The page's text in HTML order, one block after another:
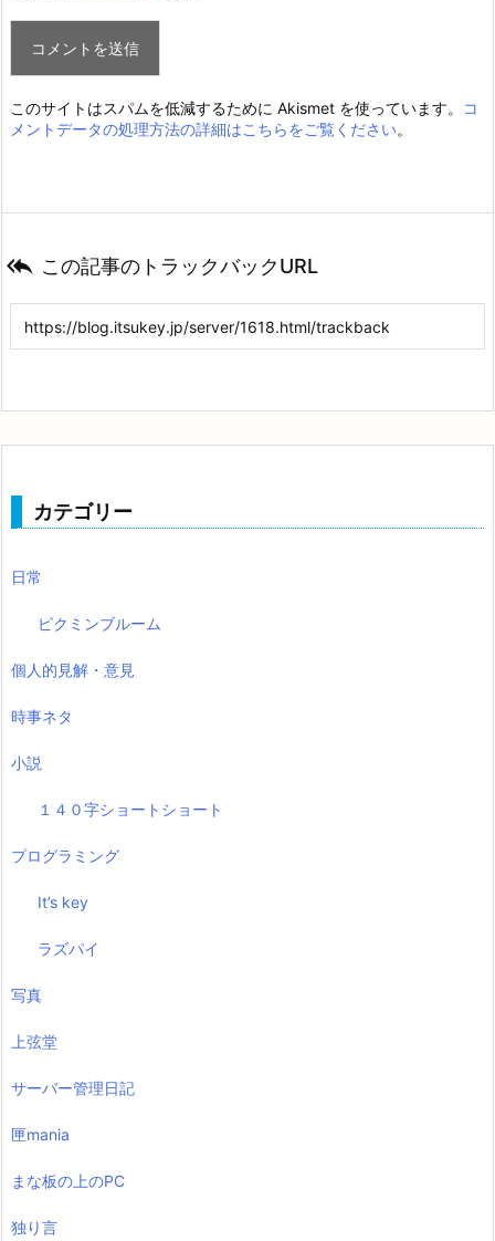
このサイトはスパムを低減するために Akismet を使っています。
コ
メントデータの処理方法の詳細はこちらをご覧ください。
 この記事のトラックバックURL
カテゴリー
日常
ピクミンブルーム
個人的見解・意見
時事ネタ
小説
１４０字ショートショート
プログラミング
It’s key
ラズパイ
写真
上弦堂
サーバー管理日記
匣mania
まな板の上のPC
独り言